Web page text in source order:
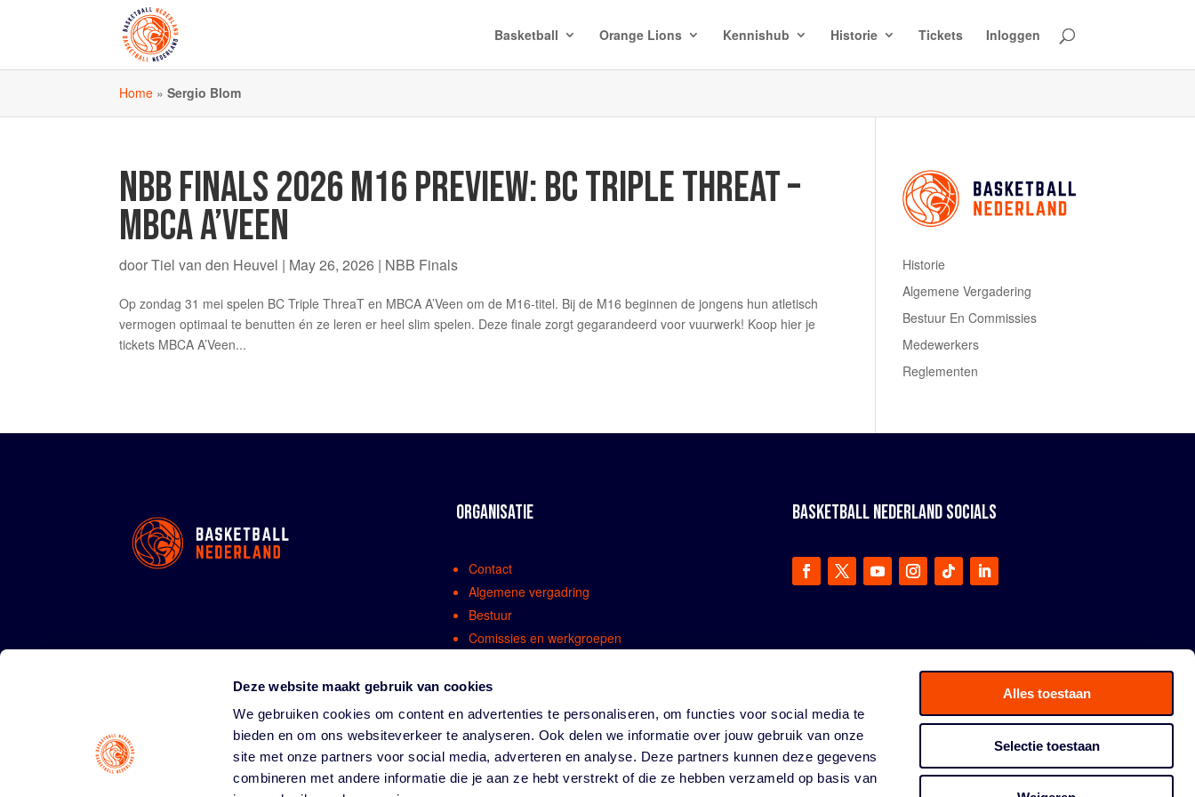
Deze website maakt gebruik van cookies
We gebruiken cookies om content en advertenties te personaliseren, om functies voor social media te
bieden en om ons websiteverkeer te analyseren. Ook delen we informatie over jouw gebruik van onze
site met onze partners voor social media, adverteren en analyse. Deze partners kunnen deze gegevens
combineren met andere informatie die je aan ze hebt verstrekt of die ze hebben verzameld op basis van
Alles toestaan
Selectie toestaan
Basketball Orange Lions Kennishub Historie Tickets Inloggen
Home »Sergio Blom
NBB FINALS 2026 M16 PREVIEW: BC TRIPLE THREAT –
MBCA A’VEEN
doorTiel van den Heuvel | May 26, 2026 | NBB Finals
Op zondag 31 mei spelen BC Triple ThreaT en MBCA A’Veen om de M16-titel. Bij de M16 beginnen de jongens hun atletisch
vermogen optimaal te benutten én ze leren er heel slim spelen. Deze finale zorgt gegarandeerd voor vuurwerk! Koop hier je
tickets MBCA A’Veen...
Historie
Algemene Vergadering
Bestuur En Commissies
Medewerkers
Reglementen
ORGANISATIE
Contact
Algemene vergadring
Bestuur
Comissies en werkgroepen
Bondsreglementen
Klachtenregeling
Partners
Vacatures
Privacy
BASKETBALL NEDERLAND SOCIALS